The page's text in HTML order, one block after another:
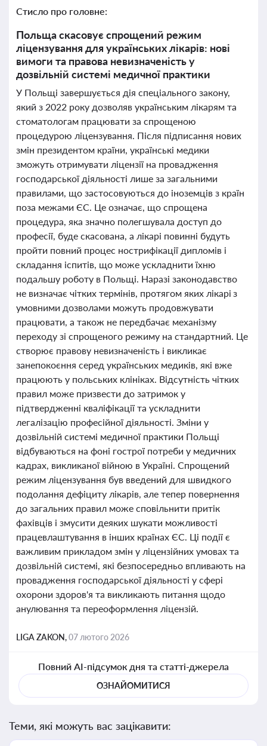
Стисло про головне:
Польща скасовує спрощений режим
ліцензування для українських лікарів: нові
вимоги та правова невизначеність у
дозвільній системі медичної практики
У Польщі завершується дія спеціального закону,
який з 2022 року дозволяв українським лікарям та
стоматологам працювати за спрощеною
процедурою ліцензування. Після підписання нових
змін президентом країни, українські медики
зможуть отримувати ліцензії на провадження
господарської діяльності лише за загальними
правилами, що застосовуються до іноземців з країн
поза межами ЄС. Це означає, що спрощена
процедура, яка значно полегшувала доступ до
професії, буде скасована, а лікарі повинні будуть
пройти повний процес нострифікації дипломів і
складання іспитів, що може ускладнити їхню
подальшу роботу в Польщі. Наразі законодавство
не визначає чітких термінів, протягом яких лікарі з
умовними дозволами можуть продовжувати
працювати, а також не передбачає механізму
переходу зі спрощеного режиму на стандартний. Це
створює правову невизначеність і викликає
занепокоєння серед українських медиків, які вже
працюють у польських клініках. Відсутність чітких
правил може призвести до затримок у
підтвердженні кваліфікації та ускладнити
легалізацію професійної діяльності. Зміни у
дозвільній системі медичної практики Польщі
відбуваються на фоні гострої потреби у медичних
кадрах, викликаної війною в Україні. Спрощений
режим ліцензування був введений для швидкого
подолання дефіциту лікарів, але тепер повернення
до загальних правил може сповільнити притік
фахівців і змусити деяких шукати можливості
працевлаштування в інших країнах ЄС. Ці події є
важливим прикладом змін у ліцензійних умовах та
дозвільній системі, які безпосередньо впливають на
провадження господарської діяльності у сфері
охорони здоров'я та викликають питання щодо
анулювання та переоформлення ліцензій.
LIGA ZAKON,07 лютого 2026
Повний AI-підсумок дня та статті-джерела
ОЗНАЙОМИТИСЯ
Теми, які можуть вас зацікавити: